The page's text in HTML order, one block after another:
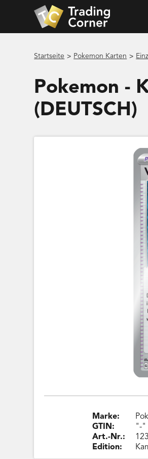
Startseite > Pokemon Karten >
Pokemon -
(DEUTSCH)
Marke:
GTIN:
Art.-Nr.:
Edition:
"-"